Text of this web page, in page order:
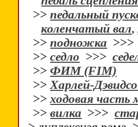
>>педальный
коленчатый вал,
>>подножка
>>седло >>>
>>ФИМ (FIM)
>> Харлей-
>>ходовая часть
>>вилка >>>